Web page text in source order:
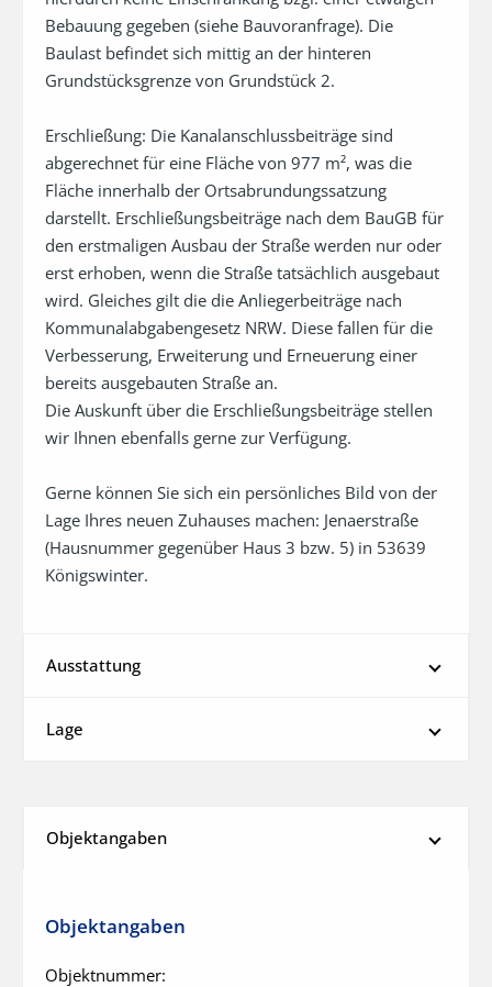
Bebauung gegeben (siehe Bauvoranfrage). Die
Baulast befindet sich mittig an der hinteren
Grundstücksgrenze von Grundstück 2.
Erschließung: Die Kanalanschlussbeiträge sind
abgerechnet für eine Fläche von 977 m², was die
Fläche innerhalb der Ortsabrundungssatzung
darstellt. Erschließungsbeiträge nach dem BauGB für
den erstmaligen Ausbau der Straße werden nur oder
erst erhoben, wenn die Straße tatsächlich ausgebaut
wird. Gleiches gilt die die Anliegerbeiträge nach
Kommunalabgabengesetz NRW. Diese fallen für die
Verbesserung, Erweiterung und Erneuerung einer
bereits ausgebauten Straße an.
Die Auskunft über die Erschließungsbeiträge stellen
wir Ihnen ebenfalls gerne zur Verfügung.
Gerne können Sie sich ein persönliches Bild von der
Lage Ihres neuen Zuhauses machen: Jenaerstraße
(Hausnummer gegenüber Haus 3 bzw. 5) in 53639
Königswinter.
Ausstattung
Lage
Objektangaben
Objektangaben
Objektnummer: